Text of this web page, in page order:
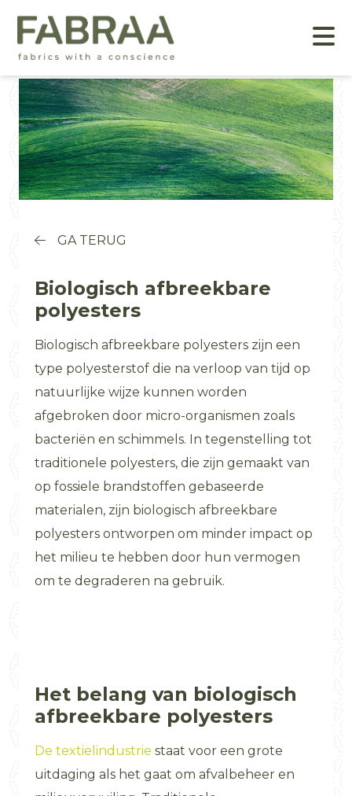
GA TERUG
Biologisch afbreekbare
polyesters
Biologisch afbreekbare polyesters zijn een
type polyesterstof die na verloop van tijd op
natuurlijke wijze kunnen worden
afgebroken door micro-organismen zoals
bacteriën en schimmels. In tegenstelling tot
traditionele polyesters, die zijn gemaakt van
op fossiele brandstoffen gebaseerde
materialen, zijn biologisch afbreekbare
polyesters ontworpen om minder impact op
het milieu te hebben door hun vermogen
om te degraderen na gebruik.
Het belang van biologisch
afbreekbare polyesters
De textielindustrie staat voor een grote
uitdaging als het gaat om afvalbeheer en